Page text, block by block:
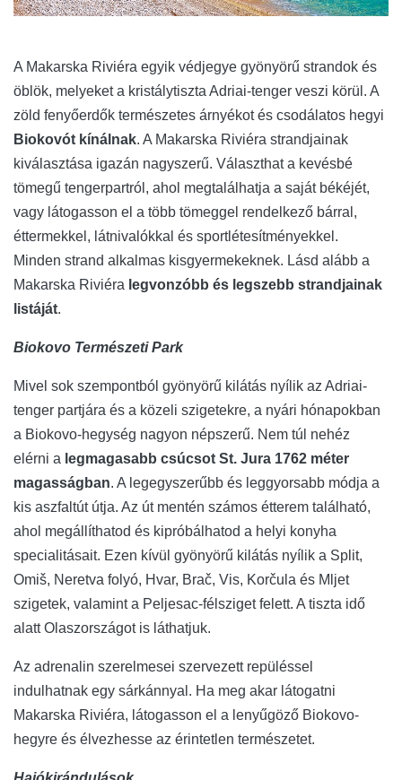
A Makarska Riviéra egyik védjegye gyönyörű strandok és
öblök, melyeket a kristálytiszta Adriai-tenger veszi körül. A
zöld fenyőerdők természetes árnyékot és csodálatos hegyi
Biokovót kínálnak. A Makarska Riviéra strandjainak
kiválasztása igazán nagyszerű. Választhat a kevésbé
tömegű tengerpartról, ahol megtalálhatja a saját békéjét,
vagy látogasson el a több tömeggel rendelkező bárral,
éttermekkel, látnivalókkal és sportlétesítményekkel.
Minden strand alkalmas kisgyermekeknek. Lásd alább a
Makarska Riviéra legvonzóbb és legszebb strandjainak
listáját.
Biokovo Természeti Park
Mivel sok szempontból gyönyörű kilátás nyílik az Adriai-
tenger partjára és a közeli szigetekre, a nyári hónapokban
a Biokovo-hegység nagyon népszerű. Nem túl nehéz
elérni a legmagasabb csúcsot St. Jura 1762 méter
magasságban. A legegyszerűbb és leggyorsabb módja a
kis aszfaltút útja. Az út mentén számos étterem található,
ahol megállíthatod és kipróbálhatod a helyi konyha
specialitásait. Ezen kívül gyönyörű kilátás nyílik a Split,
Omiš, Neretva folyó, Hvar, Brač, Vis, Korčula és Mljet
szigetek, valamint a Peljesac-félsziget felett. A tiszta idő
alatt Olaszországot is láthatjuk.
Az adrenalin szerelmesei szervezett repüléssel
indulhatnak egy sárkánnyal. Ha meg akar látogatni
Makarska Riviéra, látogasson el a lenyűgöző Biokovo-
hegyre és élvezhesse az érintetlen természetet.